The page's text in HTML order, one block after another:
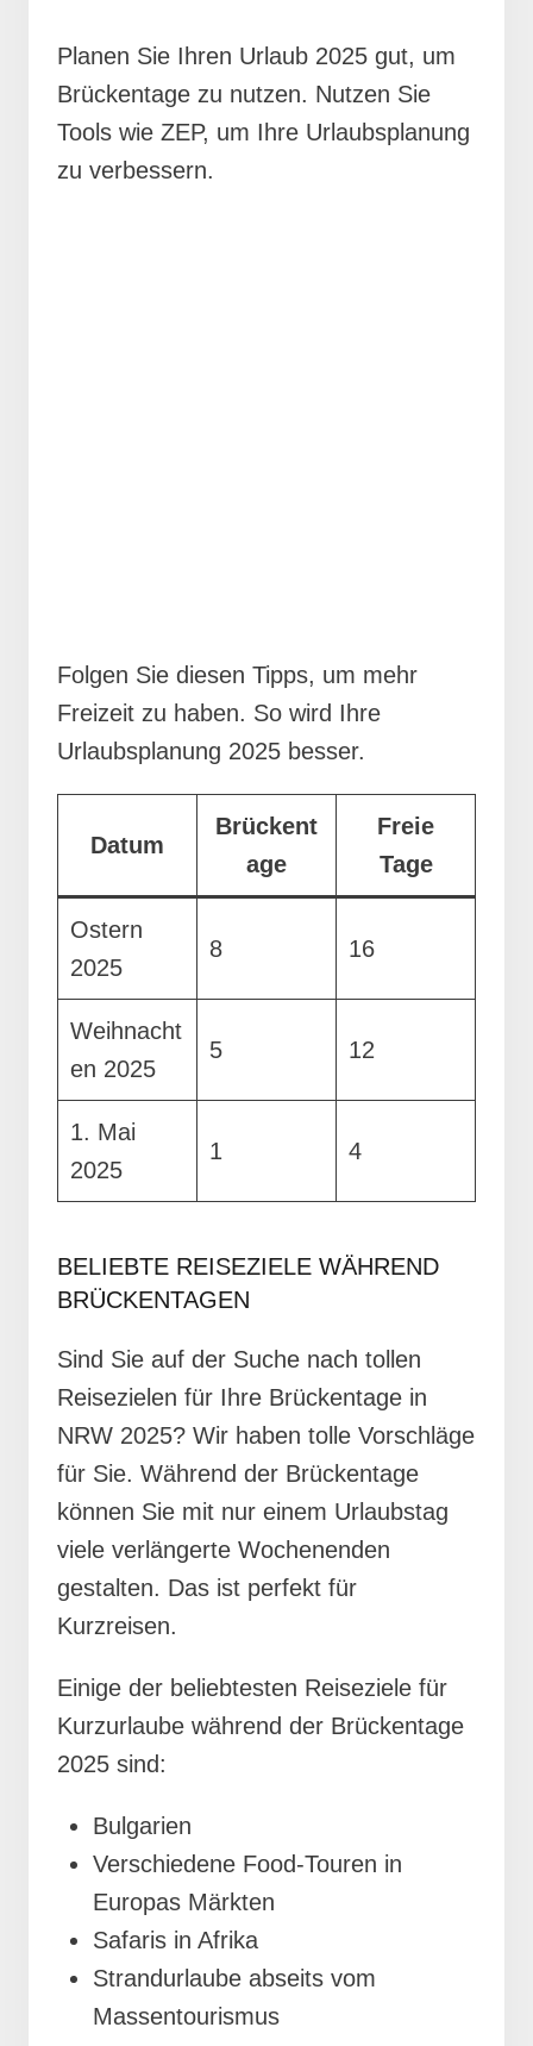
Planen Sie Ihren Urlaub 2025 gut, um
Brückentage zu nutzen. Nutzen Sie
Tools wie ZEP, um Ihre Urlaubsplanung
zu verbessern.
Folgen Sie diesen Tipps, um mehr
Freizeit zu haben. So wird Ihre
Urlaubsplanung 2025 besser.
Datum
Brückent
age
Freie
Tage
Ostern
2025
8 16
Weihnacht
en 2025
5 12
1. Mai
2025
1 4
BELIEBTE REISEZIELE WÄHREND
BRÜCKENTAGEN
Sind Sie auf der Suche nach tollen
Reisezielen für Ihre Brückentage in
NRW 2025? Wir haben tolle Vorschläge
für Sie. Während der Brückentage
können Sie mit nur einem Urlaubstag
viele verlängerte Wochenenden
gestalten. Das ist perfekt für
Kurzreisen.
Einige der beliebtesten Reiseziele für
Kurzurlaube während der Brückentage
2025 sind:
Bulgarien
Verschiedene Food-Touren in
Europas Märkten
Safaris in Afrika
Strandurlaube abseits vom
Massentourismus